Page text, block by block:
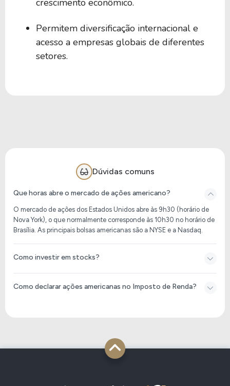
Permitem diversificação internacional e
acesso a empresas globais de diferentes
setores.
Dúvidas comuns
Que horas abre o mercado de ações americano?
O mercado de ações dos Estados Unidos abre às 9h30 (horário de
Nova York), o que normalmente corresponde às 10h30 no horário de
Brasília. As principais bolsas americanas são a NYSE e a Nasdaq.
Como investir em stocks?
Como declarar ações americanas no Imposto de Renda​?